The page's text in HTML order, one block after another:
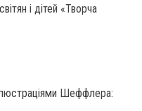
і дітей «Творча
Шеффлера: